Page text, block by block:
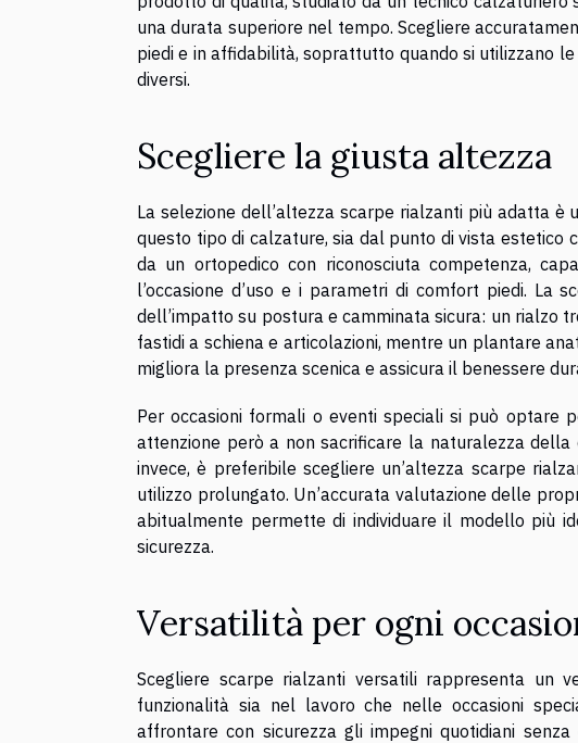
una durata superiore nel tempo. Scegliere
piedi e in affidabilità, soprattutto quando si utilizzano
diversi.
Scegliere la giusta altezza
La selezione dell’altezza scarpe rialzanti più adatta
questo tipo di calzature, sia dal punto di vista estetico
da un ortopedico con riconosciuta competenza,
l’occasione d’uso e i parametri di comfort piedi. La
dell’impatto su postura e camminata sicura: un rialzo
fastidi a schiena e articolazioni, mentre un plantare
migliora la presenza scenica e assicura il benessere
Per occasioni formali o eventi speciali si può optare
attenzione però a non sacrificare la naturalezza
invece, è preferibile scegliere un’altezza scarpe
utilizzo prolungato. Un’accurata valutazione delle
abitualmente permette di individuare il modello più
sicurezza.
Versatilità per ogni
Scegliere scarpe rialzanti versatili rappresenta un
funzionalità sia nel lavoro che nelle occasioni
affrontare con sicurezza gli impegni quotidiani